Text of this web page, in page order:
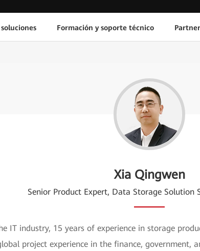
Formación y soporte técnico
Xia Qingwen
Senior Product Expert, Data Storage Solution
IT industry, 15 years of experience in storage
project experience in the finance, government,